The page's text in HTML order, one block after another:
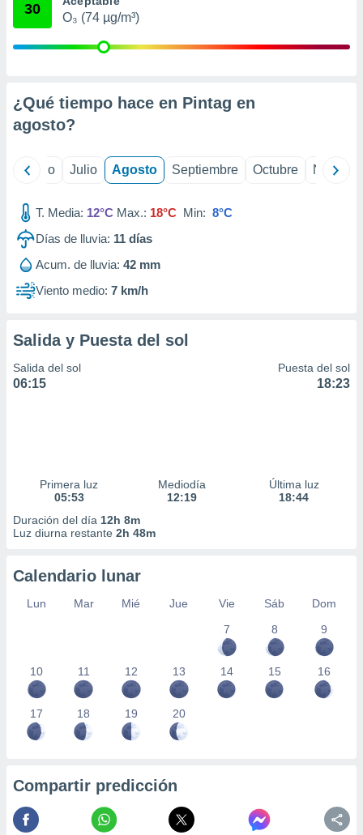
publicidad
publicidad
1199
30
O₃ (74 µg/m³)
¿Qué tiempo hace en Pintag en
agosto?
Junio Julio Agosto Septiembre Octubre
T. Media: 12°C Max.: 18°C Min: 8°C
Días de lluvia: 11 días
Acum. de lluvia: 42 mm
Viento medio: 7 km/h
Salida y Puesta del sol
Salida del sol
06:15
Puesta del sol
18:23
Primera luz
05:53
Mediodía
12:19
Última luz
18:44
Duración del día 12h 8m
Luz diurna restante 2h 48m
Calendario lunar
Lun Mar Mié Jue Vie Sáb
Dom
7
8 9
10 11 12 13 14 15 16
17 18 19 20
Compartir predicción